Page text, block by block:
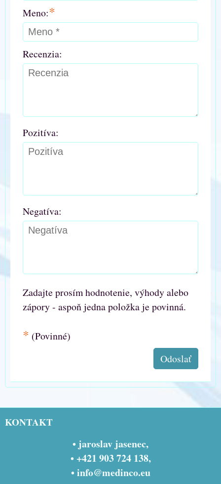
Meno:*
Recenzia:
Pozitíva:
Negatíva:
Zadajte prosím hodnotenie, výhody alebo
zápory - aspoň jedna položka je povinná.
* (Povinné)
Odoslať
KONTAKT
• jaroslav jasenec,
• +421 903 724 138,
•info@medinco.eu